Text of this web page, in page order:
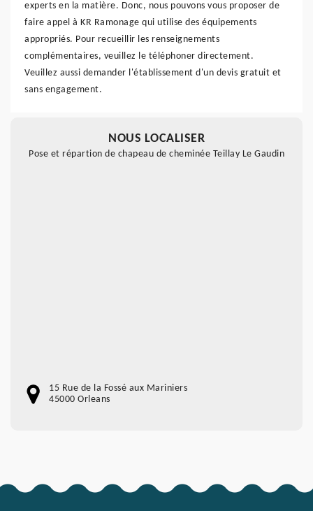
experts en la matière. Donc, nous pouvons vous proposer de
faire appel à KR Ramonage qui utilise des équipements
appropriés. Pour recueillir les renseignements
complémentaires, veuillez le téléphoner directement.
Veuillez aussi demander l'établissement d'un devis gratuit et
sans engagement.
NOUS LOCALISER
Pose et répartion de chapeau de cheminée Teillay Le Gaudin
15 Rue de la Fossé aux Mariniers
45000 Orleans